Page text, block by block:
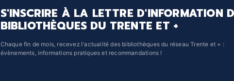
S'INSCRIRE À LA LETTRE D'INFORMATION
BIBLIOTHÈQUES DU TRENTE ET +
Chaque fin de mois, recevez l'actualité des bibliothèques du réseau Trente et + :
évènements, informations pratiques et recommandations !